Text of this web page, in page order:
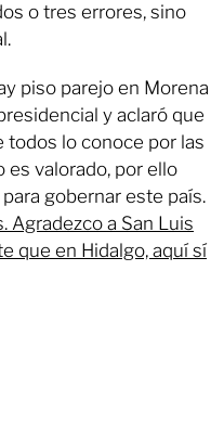
o tres errores, sino
piso parejo en Morena
y aclaró que
todos lo conoce por las
es valorado, por ello
gobernar este país.
Agradezco a San Luis
que en Hidalgo, aquí sí